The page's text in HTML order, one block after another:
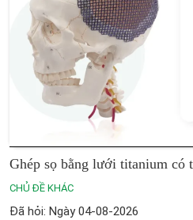
Ghép sọ bằng lưới titanium có
CHỦ ĐỀ KHÁC
Đã hỏi: Ngày 04-08-2026